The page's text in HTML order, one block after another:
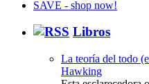
Libros
La teoría del todo
Hawking